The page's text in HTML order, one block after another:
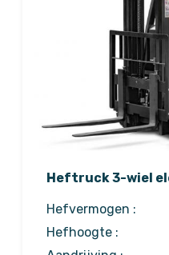
Heftruck 3-wiel
1000 tot 1500 kg
Hefvermogen :
Hefhoogte :